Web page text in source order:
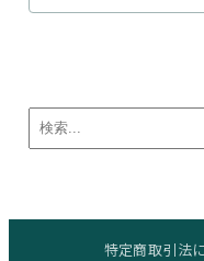
特定商取引法